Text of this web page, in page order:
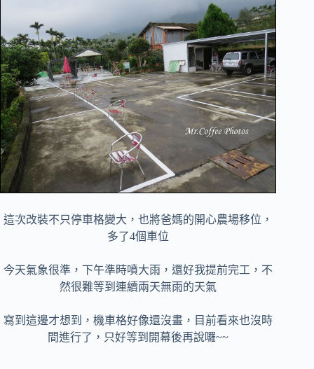
這次改裝不只停車格變大，也將爸媽的開心農場移位，
多了4個車位
今天氣象很準，下午準時噴大雨，還好我提前完工，不
然很難等到連續兩天無雨的天氣
寫到這邊才想到，機車格好像還沒畫，目前看來也沒時
間進行了，只好等到開幕後再說囉~~